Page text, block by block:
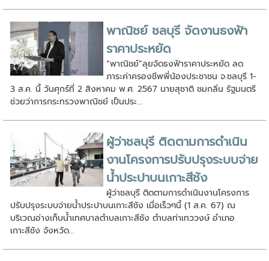
พาณิชย์ ชลบุรี จัดงานธงฟ้า
ราคาประหยัด
“พาณิชย์”ลุยจัดธงฟ้าราคาประหยัด ลด
ภาระค่าครองชีพพี่น้องประชาชน จ.ชลบุรี 1-
3 ส.ค. นี้ วันศุกร์ที่ 2 สิงหาคม พ.ศ. 2567 นายสุชาติ ชมกลิ่น รัฐมนตรี
ช่วยว่าการกระทรวงพาณิชย์ เป็นประ...
ผู้ว่าชลบุรี ติดตามการดำเนิน
งานโครงการปรับปรุงระบบจ่าย
น้ำประปาบนเกาะสีชัง
ผู้ว่าชลบุรี ติดตามการดำเนินงานโครงการ
ปรับปรุงระบบจ่ายน้ำประปาบนเกาะสีชัง เมื่อเร็วๆนี้ (1 ส.ค. 67) ณ
บริเวณอ่างเก็บน้ำเทศบาลตำบลเกาะสีชัง ตำบลท่าเทววงษ์ อำเภอ
เกาะสีชัง จังหวัด...